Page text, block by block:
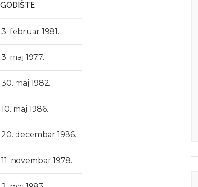
GODIŠTE
3. februar 1981.
3. maj 1977.
30. maj 1982.
10. maj 1986.
20. decembar 1986.
11. novembar 1978.